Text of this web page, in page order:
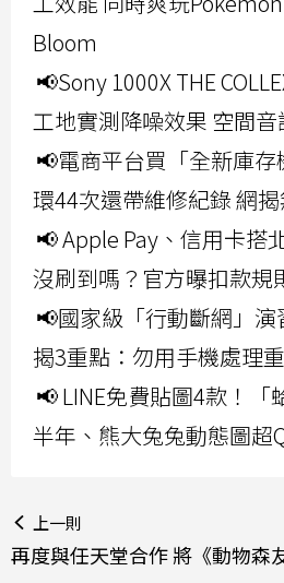
Bloom
📢Sony 1000X THE
工地實測降噪效果 空間
📢電商平台買「全新庫
環44次還帶維修紀錄 網
📢 Apple Pay、信用卡搭
沒刷到嗎？官方曝扣款規
📢國家級「行動斷網」演
揭3重點：勿用手機處理
📢 LINE免費貼圖4款！「
半年、熊大兔兔動態圖超
上一則
再度與任天堂合作 將《動物森